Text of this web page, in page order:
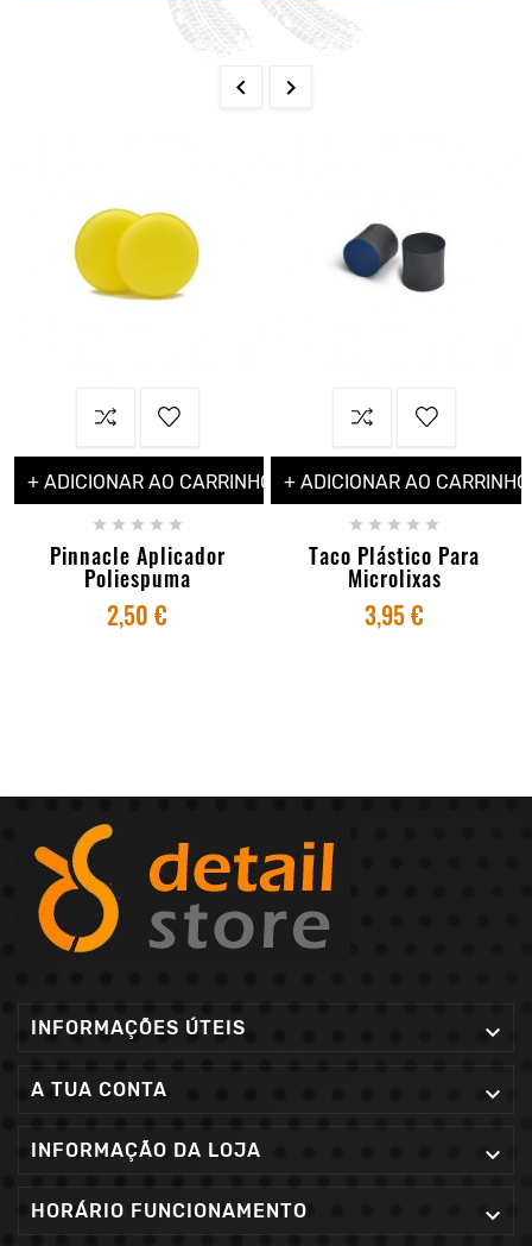
 
+ ADICIONAR AO CARRINHO
    
Pinnacle Aplicador
Poliespuma
2,50 €
+ ADICIONAR AO CARRINHO
    
Taco Plástico Para
Microlixas
3,95 €
INFORMAÇÕES ÚTEIS 
A TUA CONTA 
INFORMAÇÃO DA LOJA 
HORÁRIO FUNCIONAMENTO 